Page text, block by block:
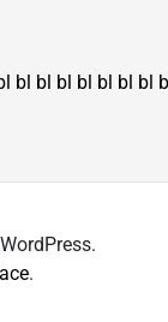
bl bl bl bl bl bl bl
.